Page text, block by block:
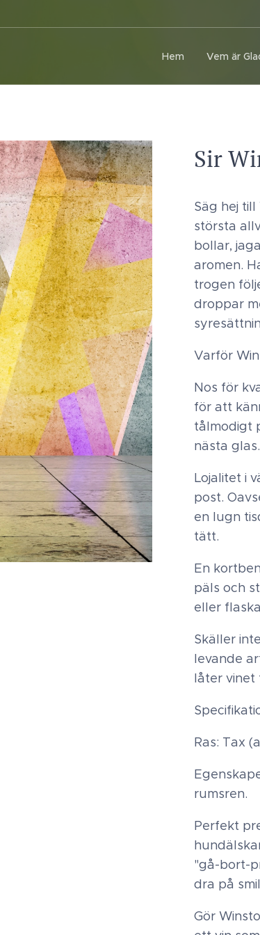
Hem Vem är
Sir
Säg hej
största
bollar,
aromen.
trogen
droppar
Varför
Nos för
för att
tålmodigt
nästa glas.
Lojalitet i
post.
en lugn
tätt.
En
päls och
eller
Skäller
levande
låter vinet
Ras: Tax
rumsren.
Perfekt
"gå-bort-
dra på
Gör